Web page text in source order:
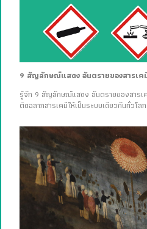
9 สัญลักษณ์แสดง อันตรายของสารเค
รู้จัก 9 สัญลักษณ์แสดง อันตรายของสารเ
ติดฉลากสารเคมีให้เป็นระบบเดียวกันทั่วโ